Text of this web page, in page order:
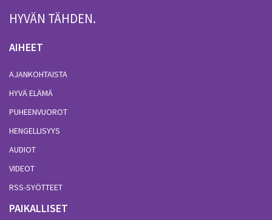
HYVÄN TÄHDEN.
AIHEET
AJANKOHTAISTA
HYVÄ ELÄMÄ
PUHEENVUOROT
HENGELLISYYS
AUDIOT
VIDEOT
RSS-SYÖTTEET
PAIKALLISET